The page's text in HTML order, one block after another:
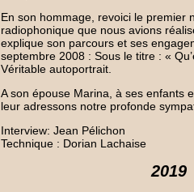
En son hommage, revoici le premier
radiophonique que nous avions
explique son parcours et ses
septembre 2008 : Sous le titre : «
Véritable autoportrait.
A son épouse Marina, à ses enfants
leur adressons notre profonde
Interview: Jean Pélichon
Technique : Dorian Lachaise
2019